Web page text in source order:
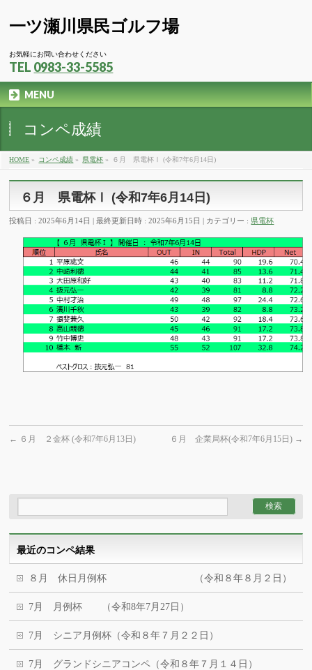
一ツ瀬川県民ゴルフ場
お気軽にお問い合わせください
TEL 0983-33-5585
MENU
コンペ成績
HOME » コンペ成績 » 県電杯 » ６月 県電杯Ⅰ (令和7年6月14日)
６月 県電杯Ⅰ (令和7年6月14日)
投稿日 : 2025年6月14日 最終更新日時 : 2025年6月15日 カテゴリー : 県電杯
← ６月 ２金杯 (令和7年6月13日) ６月 企業局杯(令和7年6月15日) →
最近のコンペ結果
８月 休日月例杯 （令和８年８月２日）
7月 月例杯 （令和8年7月27日）
7月 シニア月例杯（令和８年７月２２日）
7月 グランドシニアコンペ（令和８年７月１４日）